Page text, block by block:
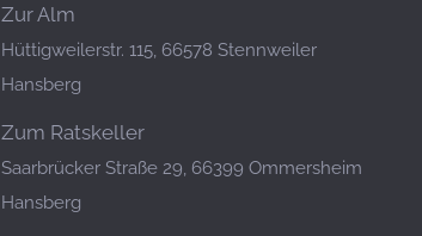
Zur Alm
Hüttigweilerstr. 115, 66578 Stennweiler
Hansberg
Zum Ratskeller
Saarbrücker Straße 29, 66399 Ommersheim
Hansberg